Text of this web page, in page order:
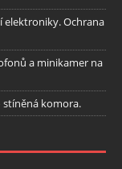
elektroniky. Ochrana
a minikamer na
stíněná komora.